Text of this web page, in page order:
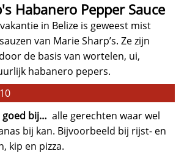
Habanero Pepper Sauce
in Belize is geweest mist
van Marie Sharp’s. Ze zijn
de basis van wortelen, ui,
habanero pepers.
goed bij… alle gerechten waar wel
bij kan. Bijvoorbeeld bij rijst- en
kip en pizza.